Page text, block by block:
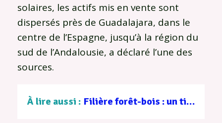
solaires, les actifs mis en vente sont
dispersés près de Guadalajara, dans le
centre de l’Espagne, jusqu’à la région du
sud de l’Andalousie, a déclaré l’une des
sources.
À lire aussi : Filière forêt-bois : un tissu d’entreprises au service d’une gestion durable